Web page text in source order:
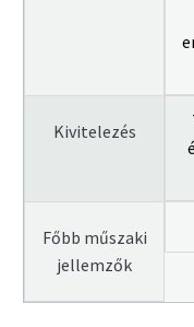
Kivitelezés
Főbb műszaki
jellemzők